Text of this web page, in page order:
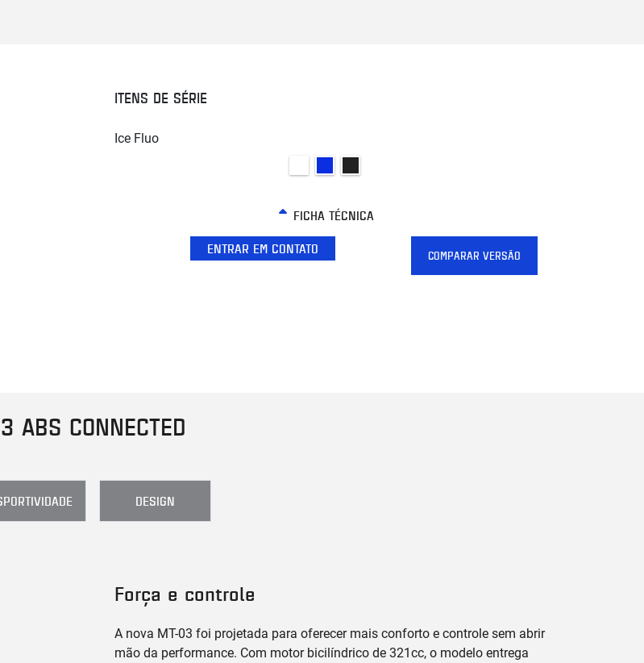
ITENS DE SÉRIE
Ice Fluo
FICHA TÉCNICA
ENTRAR EM CONTATO
COMPARAR VERSÃO
ABS CONNECTED
DESIGN
Força e controle
A nova MT-03 foi projetada para oferecer mais conforto e controle sem abrir
mão da performance. Com motor bicilíndrico de 321cc, o modelo entrega